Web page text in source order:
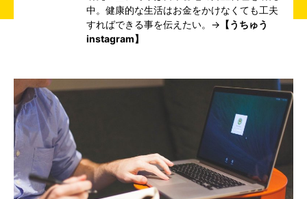
中。健康的な生活はお金をかけなくても工夫
すればできる事を伝えたい。→ 【うちゅう
instagram】